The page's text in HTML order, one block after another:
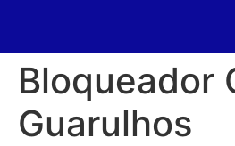
Bloqueador
Guarulhos